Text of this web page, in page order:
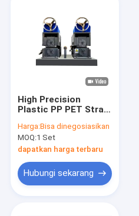
High Precision
Plastic PP PET Strap
Kontrol GUGAO
Harga:Bisa dinegosiasikan
MOQ:1 Set
dapatkan harga terbaru
Hubungi sekarang